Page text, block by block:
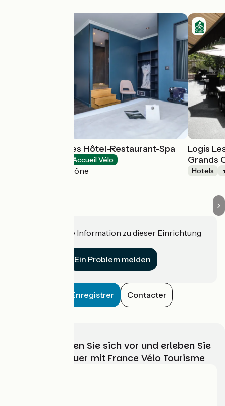
Le Saint-Georges Hôtel-Restaurant-Spa
Accueil Vélo
Chalon-sur-Saône
Logis
Grands
Hotels
Haben Sie eine Information zu dieser Einrichtung
Ein Problem melden
Enregistrer Contacter
Wählen, bereiten Sie sich vor und erleben Sie
Ihr Radabenteuer mit France Vélo Tourisme